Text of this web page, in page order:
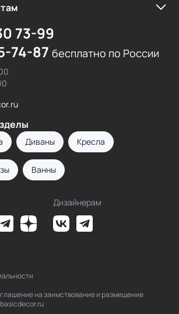
73-99
74-87 бесплатно по России
Диваны Кресла
Ванны
Дизайнерам
на заимствование и размещение